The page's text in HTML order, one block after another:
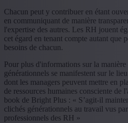
Chacun peut y contribuer en étant
en communiquant de manière
l'expertise des autres. Les RH jouent
cet égard en tenant compte autant que
besoins de chacun.
Pour plus d'informations sur la
générationnels se manifestent sur le
dont les managers peuvent mettre en
de ressources humaines consciente de
book de Bright Plus : « S’agit-il
clichés générationnels au travail vus
professionnels des RH »